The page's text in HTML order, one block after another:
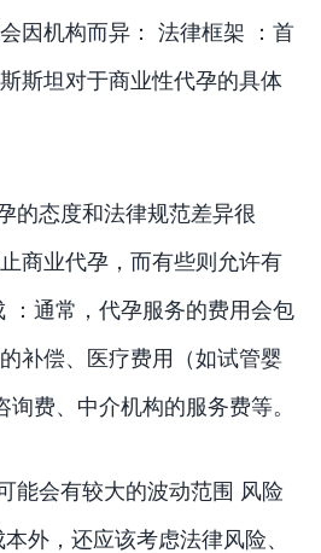
因机构而异： 法律框架 ：首
斯坦对于商业性代孕的具体
的态度和法律规范差异很
商业代孕，而有些则允许有
：通常，代孕服务的费用会包
补偿、医疗费用（如试管婴
询费、中介机构的服务费等。
能会有较大的波动范围 风险
外，还应该考虑法律风险、